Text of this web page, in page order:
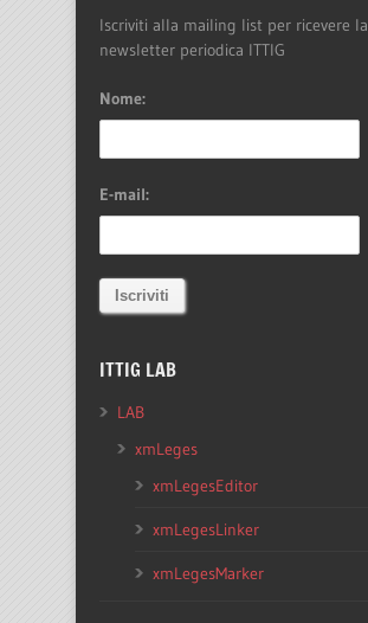
Iscriviti alla mailing list per ricevere la
newsletter periodica ITTIG
Nome:
E-mail:
ITTIG LAB
LAB
xmLeges
xmLegesEditor
xmLegesLinker
xmLegesMarker